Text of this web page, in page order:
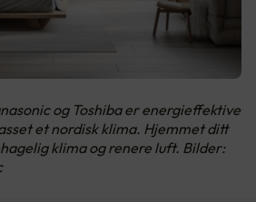
og Toshiba er energieffektive
et nordisk klima. Hjemmet ditt
klima og renere luft. Bilder: